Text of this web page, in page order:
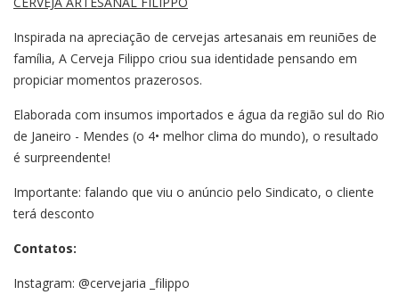
Inspirada na apreciação de cervejas artesanais em reuniões de
família, A Cerveja Filippo criou sua identidade pensando em
propiciar momentos prazerosos.
Elaborada com insumos importados e água da região sul do Rio
de Janeiro - Mendes (o 4• melhor clima do mundo), o resultado
é surpreendente!
Importante: falando que viu o anúncio pelo Sindicato, o cliente
terá desconto
Contatos:
Instagram: @cervejaria _filippo